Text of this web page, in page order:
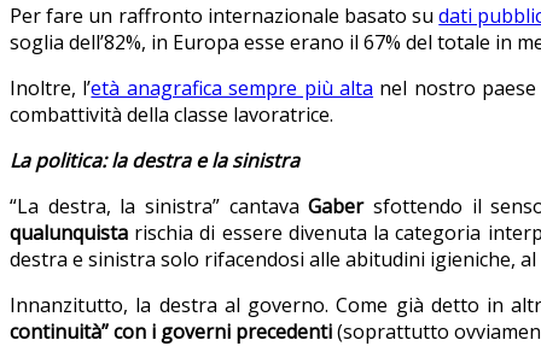
Per fare un raffronto internazionale basato sudati
soglia dell’82%, in Europa esse erano il 67% del totale in
Inoltre, l’età anagrafica sempre più alta nel nostro
combattività della classe lavoratrice.
La politica: la destra e la sinistra
“La destra, la sinistra” cantavaGabersfottendo il
qualunquista rischia di essere divenuta la categoria
destra e sinistra solo rifacendosi alle abitudini igieniche,
Innanzitutto, la destra al governo. Come già detto in
continuità” con i governi precedenti(soprattutto